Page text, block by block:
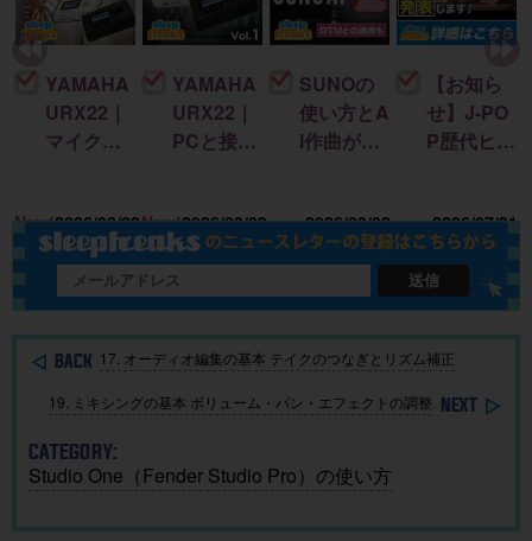
YAMAHA
URX22｜
マイクを
までを完
全解説！
New!2026/08/09
YAMAHA
URX22｜
PCと接続
の初期設
定を完全
解説！
New!2026/08/09
SUNOの
使い方とA
I作曲がわ
に生成AI
を取り入
ガイド
2026/08/02
【お知ら
せ】J-PO
P歴代ヒッ
析”する公
開収録イ
ベント開
催
2026/07/31
送信
17. オーディオ編集の基本 テイクのつなぎとリズム補正
19. ミキシングの基本 ボリューム・パン・エフェクトの調整
CATEGORY:
Studio One（Fender Studio Pro）の使い方